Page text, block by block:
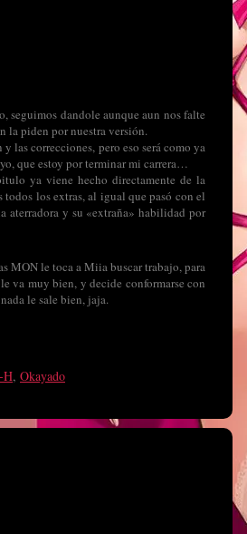
seguimos dandole aunque aun nos falte
la piden por nuestra versión.
las correcciones, pero eso será como ya
que estoy por terminar mi carrera…
ya viene hecho directamente de la
los extras, al igual que pasó con el
aterradora y su «extraña» habilidad por
MON le toca a Miia buscar trabajo, para
va muy bien, y decide conformarse con
le sale bien, jaja.
H, Okayado